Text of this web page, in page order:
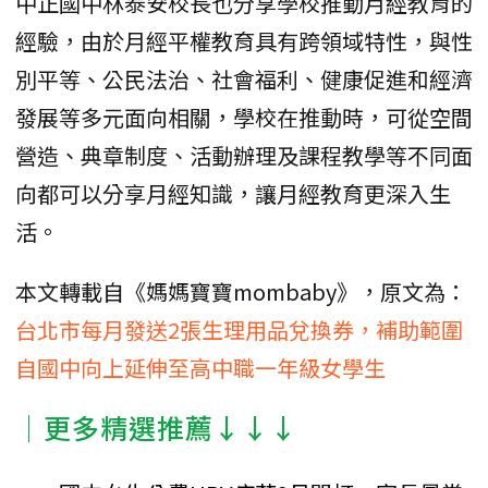
經驗，由於月經平權教育具有跨領域特性，與性
別平等、公民法治、社會福利、健康促進和經濟
發展等多元面向相關，學校在推動時，可從空間
營造、典章制度、活動辦理及課程教學等不同面
向都可以分享月經知識，讓月經教育更深入生
活。
本文轉載自《媽媽寶寶mombaby》，原文為：
台北市每月發送2張生理用品兌換券，補助範圍
自國中向上延伸至高中職一年級女學生
│更多精選推薦↓↓↓